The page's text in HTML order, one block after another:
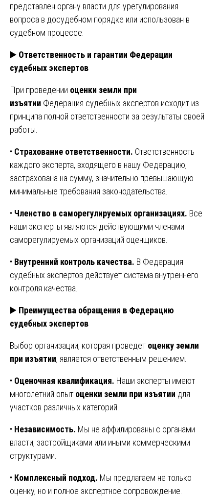
представлен органу власти для урегулирования
вопроса в досудебном порядке или использован в
судебном процессе.
▶️ Ответственность и гарантии Федерации
судебных экспертов
При проведении оценки земли при
изъятии Федерация судебных экспертов исходит из
принципа полной ответственности за результаты своей
работы.
• Страхование ответственности. Ответственность
каждого эксперта, входящего в нашу Федерацию,
застрахована на сумму, значительно превышающую
минимальные требования законодательства.
• Членство в саморегулируемых организациях. Все
наши эксперты являются действующими членами
саморегулируемых организаций оценщиков.
• Внутренний контроль качества. В Федерация
судебных экспертов действует система внутреннего
контроля качества.
▶️ Преимущества обращения в Федерацию
судебных экспертов
Выбор организации, которая проведет оценку земли
при изъятии, является ответственным решением.
• Оценочная квалификация. Наши эксперты имеют
многолетний опыт оценки земли при изъятии для
участков различных категорий.
• Независимость. Мы не аффилированы с органами
власти, застройщиками или иными коммерческими
структурами.
• Комплексный подход. Мы предлагаем не только
оценку, но и полное экспертное сопровождение.